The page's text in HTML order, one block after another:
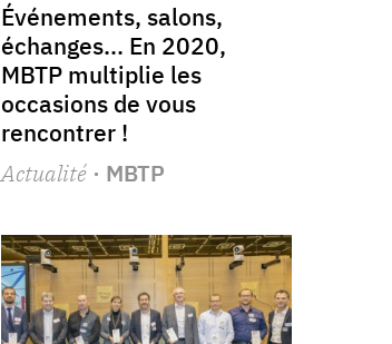
Événements, salons,
échanges... En 2020,
MBTP multiplie les
occasions de vous
rencontrer !
Actualité· MBTP